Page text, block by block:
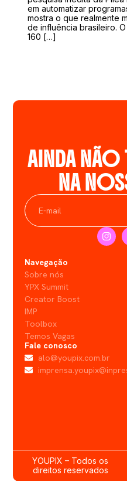
em automatizar
mostra o que realmente
de influência brasileiro.
160 […]
AINDA
NA
Navegação
Sobre nós
YPX Summit
Creator Boost
IMP
Toolbox
Temos Vagas
Fale conosco
alo@youpix.com.br
YOUPIX – Todos os
direitos reservados